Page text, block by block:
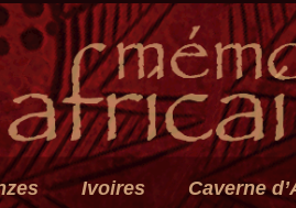
Ivoires Caverne